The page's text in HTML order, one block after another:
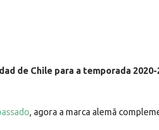
de Chile para a temporada 2020-
, agora a marca alemã